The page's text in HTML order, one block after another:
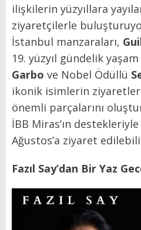
ilişkilerin yüzyıllara
ziyaretçilerle
İstanbul manzaraları,
19. yüzyıl gündelik
Garbo ve Nobel Ödüllü
ikonik isimlerin
önemli parçalarını
İBB Miras’ın
Ağustos’a ziyaret
Fazıl Say’dan Bir Yaz